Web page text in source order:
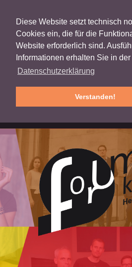
Diese Website setzt technisch
Cookies ein, die für die
Website erforderlich sind.
Informationen erhalten Sie in der
Datenschutzerklärung
Verstanden!